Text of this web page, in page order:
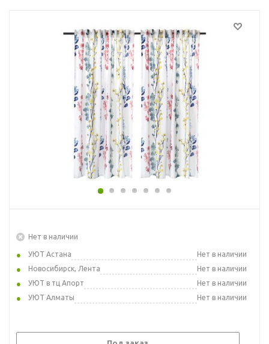
Нет в наличии
УЮТ Астана
Нет в наличии
Новосибирск, Лента
Нет в наличии
УЮТ в тц Апорт
Нет в наличии
УЮТ Алматы
Нет в наличии